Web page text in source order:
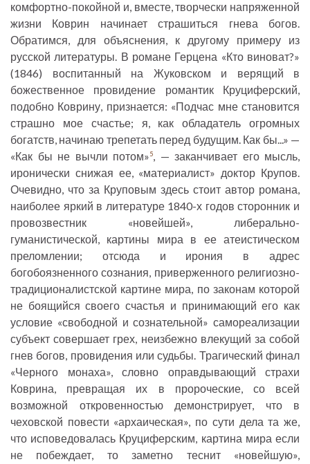
комфортно-покойной и, вместе, творчески напряженной
жизни Коврин начинает страшиться гнева богов.
Обратимся, для объяснения, к другому примеру из
русской литературы. В романе Герцена «Кто виноват?»
(1846) воспитанный на Жуковском и верящий в
божественное провидение романтик Круциферский,
подобно Коврину, признается: «Подчас мне становится
страшно мое счастье; я, как обладатель огромных
богатств, начинаю трепетать перед будущим. Как бы...» —
«Как бы не вычли потом»5, — заканчивает его мысль,
иронически снижая ее, «материалист» доктор Крупов.
Очевидно, что за Круповым здесь стоит автор романа,
наиболее яркий в литературе 1840-х годов сторонник и
провозвестник «новейшей», либерально-
гуманистической, картины мира в ее атеистическом
преломлении; отсюда и ирония в адрес
богобоязненного сознания, приверженного религиозно-
традиционалистской картине мира, по законам которой
не боящийся своего счастья и принимающий его как
условие «свободной и сознательной» самореализации
субъект совершает грех, неизбежно влекущий за собой
гнев богов, провидения или судьбы. Трагический финал
«Черного монаха», словно оправдывающий страхи
Коврина, превращая их в пророческие, со всей
возможной откровенностью демонстрирует, что в
чеховской повести «архаическая», по сути дела та же,
что исповедовалась Круциферским, картина мира если
не побеждает, то заметно теснит «новейшую»,